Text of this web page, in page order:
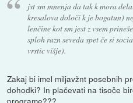
jst sm mnenja da tak k mora
kresalova določi k je bogatun)
lenčine kot sm jest z vsem
sploh razn seveda spet če si
vrstic višje).
Zakaj bi imel miljavžnt posebnih
dohodki? In plačevati na tisoče